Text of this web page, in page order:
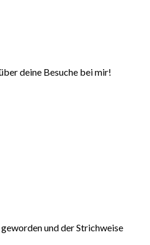
deine Besuche bei mir!
und der Strichweise